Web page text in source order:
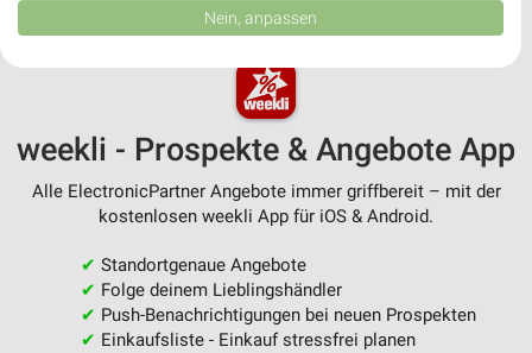
weekli - Prospekte & Angebote App
Alle ElectronicPartner Angebote immer griffbereit – mit der
kostenlosen weekli App für iOS & Android.
✔ Standortgenaue Angebote
✔ Folge deinem Lieblingshändler
✔ Push-Benachrichtigungen bei neuen Prospekten
✔ Einkaufsliste - Einkauf stressfrei planen
Daten können außerhalb der Europäischen Union weitergegeben und in die
USA gesendet werden.
Website/App.
Partnerliste anzeigen (1 IAB-Anbieter)
Wir nutzen Ihre Daten für folgende Zwecke:
IAB-Verarbeitungszwecke:
Speichern von oder Zugriff auf Informationen
auf einem Endgerät
Verwendung reduzierter Daten zur Auswahl von
Werbeanzeigen
Erstellung von Profilen für personalisierte
Nein, anpassen